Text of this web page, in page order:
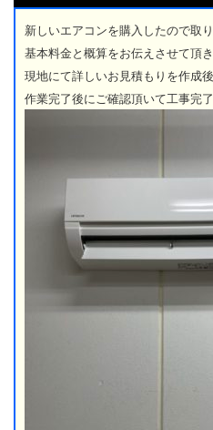
新しいエアコンを購入したので取
基本料金と概算をお伝えさせて頂き
現地にて詳しいお見積もりを作成
作業完了後にご確認頂いて工事完了